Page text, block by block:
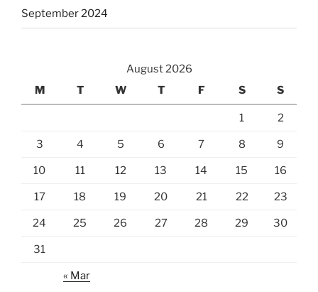
September 2024
August 2026
M
T W T F S S
1 2
3 4 5 6 7 8 9
10 11 12 13 14 15 16
17 18 19 20 21 22 23
24 25 26 27 28 29 30
31
« Mar